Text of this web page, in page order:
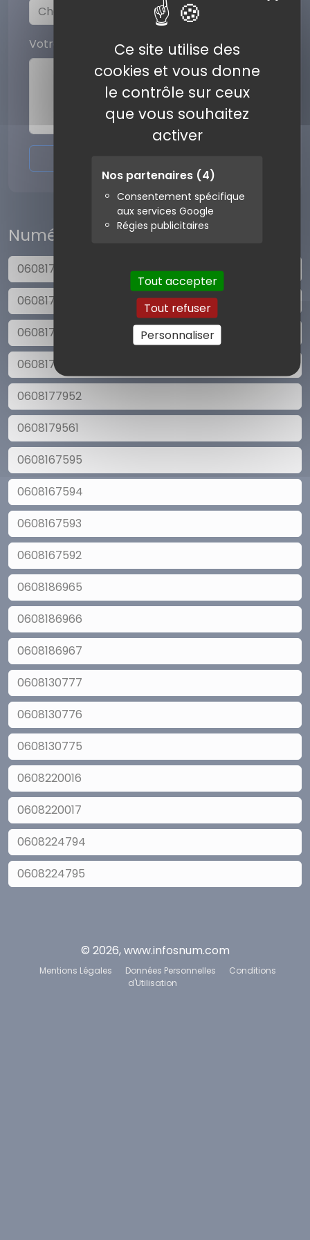
Ce site utilise des
cookies et vous donne
le contrôle sur ceux
que vous souhaitez
activer
Nos partenaires (4)
Consentement spécifique
aux services Google
Régies publicitaires
Tout accepter
Tout refuser
Personnaliser
Votre commentaire
Numéros similaires
0608174309
0608174308
0608177950
0608177951
0608177952
0608179561
0608167595
0608167594
0608167593
0608167592
0608186965
0608186966
0608186967
0608130777
0608130776
0608130775
0608220016
0608220017
0608224794
0608224795
© 2026, www.infosnum.com
Mentions Légales Données Personnelles
Conditions
d'Utilisation